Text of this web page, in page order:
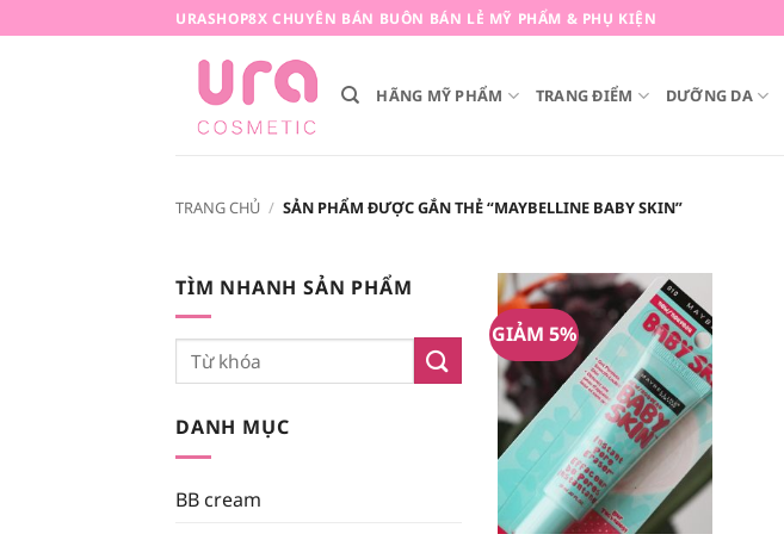
qua
URASHOP8X CHUYÊN BÁN BUÔN BÁN LẺ MỸ PHẨM & PHỤ KIỆN
HÃNG MỸ PHẨM TRANG ĐIỂM DƯỠNG DA
TRANG CHỦ / SẢN PHẨM ĐƯỢC GẮN THẺ “MAYBELLINE BABY SKIN”
TÌM NHANH SẢN PHẨM
Tìm
kiếm:
DANH MỤC
BB cream
GIẢM 5%